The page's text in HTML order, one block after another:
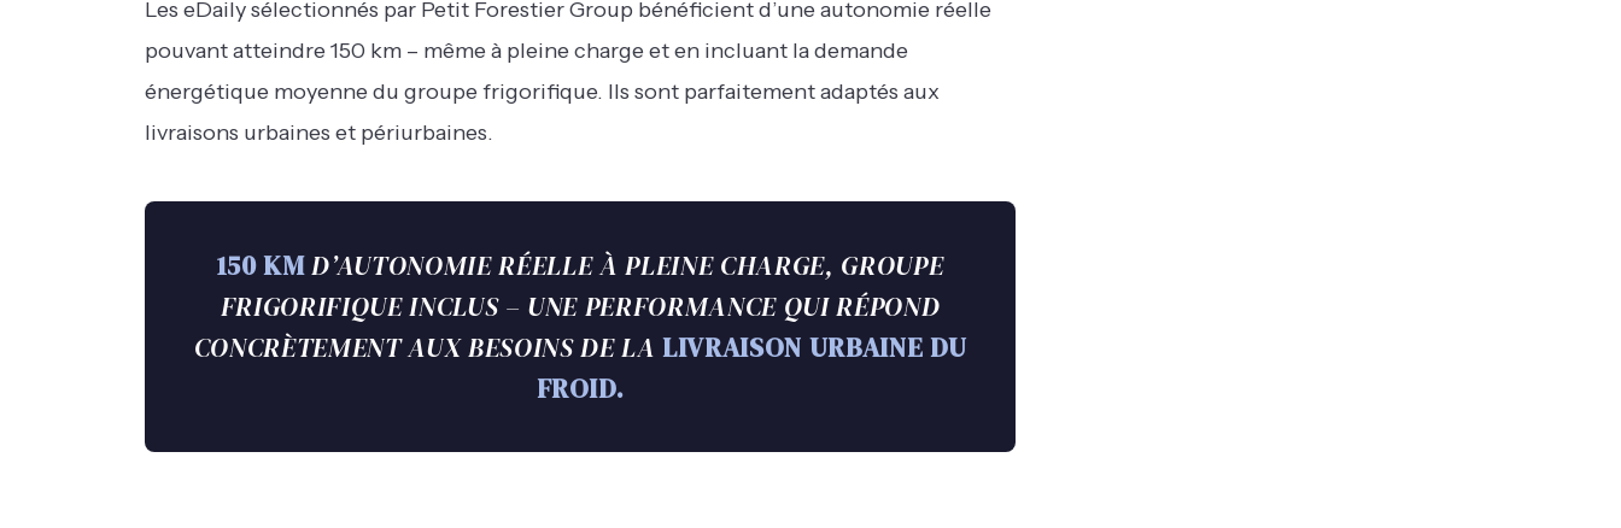
Les eDaily sélectionnés par Petit Forestier Group bénéficient d’une autonomie réelle
pouvant atteindre 150 km – même à pleine charge et en incluant la demande
énergétique moyenne du groupe frigorifique. Ils sont parfaitement adaptés aux
livraisons urbaines et périurbaines.
150 KMD’AUTONOMIE RÉELLE À PLEINE CHARGE, GROUPE
FRIGORIFIQUE INCLUS – UNE PERFORMANCE QUI RÉPOND
CONCRÈTEMENT AUX BESOINS DE LALIVRAISON URBAINE DU
FROID.